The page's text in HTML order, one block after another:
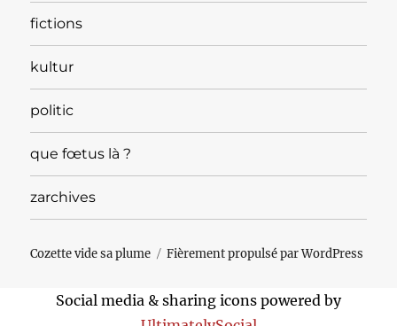
fictions
kultur
politic
que fœtus là ?
zarchives
Cozette vide sa plume Fièrement propulsé par WordPress
Social media & sharing icons powered by